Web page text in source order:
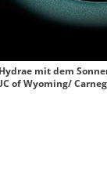
mit dem
of Wyoming/